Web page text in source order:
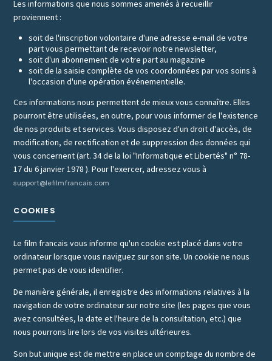
Les informations que nous sommes amenés à recueillir
proviennent :
soit de l'inscription volontaire d'une adresse e-mail de votre
part vous permettant de recevoir notre newsletter,
soit d'un abonnement de votre part au magazine
soit de la saisie complète de vos coordonnées par vos soins à
l'occasion d'une opération événementielle.
Ces informations nous permettent de mieux vous connaître. Elles
pourront être utilisées, en outre, pour vous informer de l'existence
de nos produits et services. Vous disposez d'un droit d'accès, de
modification, de rectification et de suppression des données qui
vous concernent (art. 34 de la loi "Informatique et Libertés" n° 78-
17 du 6 janvier 1978 ). Pour l'exercer, adressez vous à
support@lefilmfrancais.com
COOKIES
Le film francais vous informe qu'un cookie est placé dans votre
ordinateur lorsque vous naviguez sur son site. Un cookie ne nous
permet pas de vous identifier.
De manière générale, il enregistre des informations relatives à la
navigation de votre ordinateur sur notre site (les pages que vous
avez consultées, la date et l'heure de la consultation, etc.) que
nous pourrons lire lors de vos visites ultérieures.
Son but unique est de mettre en place un comptage du nombre de